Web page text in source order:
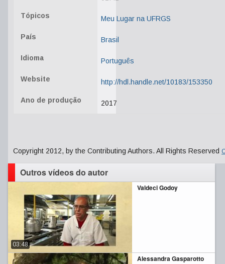
Tópicos Meu Lugar na UFRGS
País Brasil
Idioma Português
Website http://hdl.handle.net/10183/153350
Ano de produção 2017
Copyright 2012, by the Contributing Authors. All Rights Reserved
Outros vídeos do autor
Valdeci Godoy
03:48
Alessandra Gasparotto